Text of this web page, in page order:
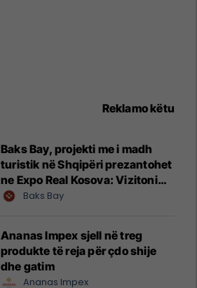
Reklamo këtu
Baks Bay, projekti me i madh
turistik në Shqipëri prezantohet
ne Expo Real Kosova: Vizitoni
shtandin dhe zbuloni
Baks Bay
Ananas Impex sjell në treg
produkte të reja për çdo shije
dhe gatim
Ananas Impex